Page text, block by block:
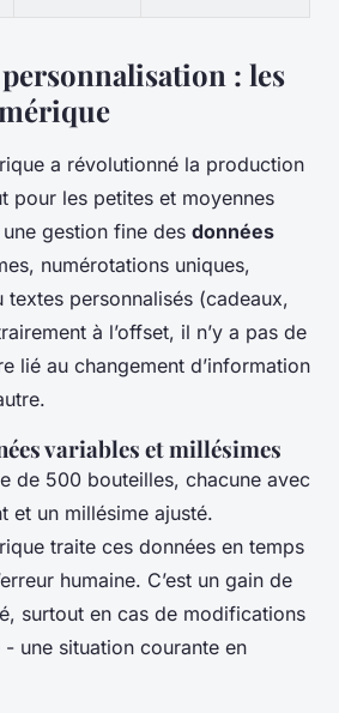
: les
a révolutionné la production
pour les petites et moyennes
gestion fine des données
numérotations uniques,
textes personnalisés (cadeaux,
à l’offset, il n’y a pas de
lié au changement d’information
variables et millésimes
de 500 bouteilles, chacune avec
et un millésime ajusté.
traite ces données en temps
humaine. C’est un gain de
surtout en cas de modifications
une situation courante en